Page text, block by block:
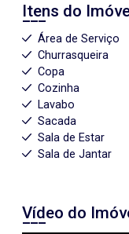
Itens do
Área de Serviço
Churrasqueira
Copa
Cozinha
Lavabo
Sacada
Sala de Estar
Sala de Jantar
Vídeo do